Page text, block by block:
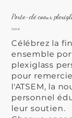
Porte-clé coeur
Prix
7,00 €
Célébrez la
ensemble
plexiglass
pour
l'ATSEM, la
personnel
leur soutien.